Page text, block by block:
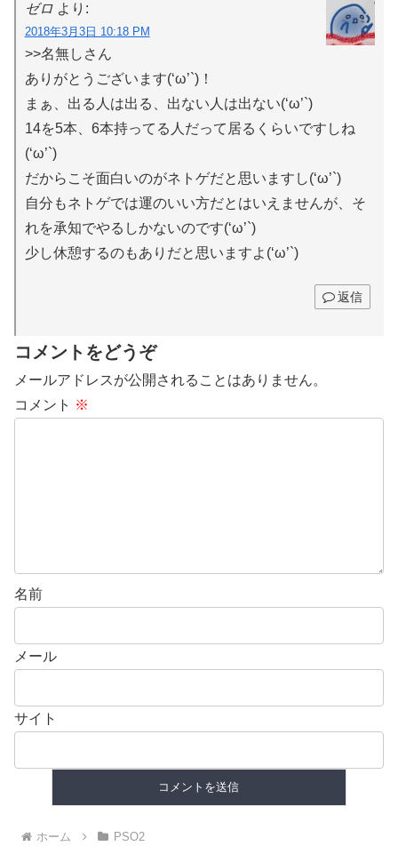
ゼロ より:
2018年3月3日 10:18 PM
>>名無しさん
ありがとうございます(‘ω’`)！
まぁ、出る人は出る、出ない人は出ない(‘ω’`)
14を5本、6本持ってる人だって居るくらいですしね
(‘ω’`)
だからこそ面白いのがネトゲだと思いますし(‘ω’`)
自分もネトゲでは運のいい方だとはいえませんが、そ
れを承知でやるしかないのです(‘ω’`)
少し休憩するのもありだと思いますよ(‘ω’`)
返信
コメントをどうぞ
メールアドレスが公開されることはありません。
コメント ※
名前
メール
サイト
ホーム PSO2